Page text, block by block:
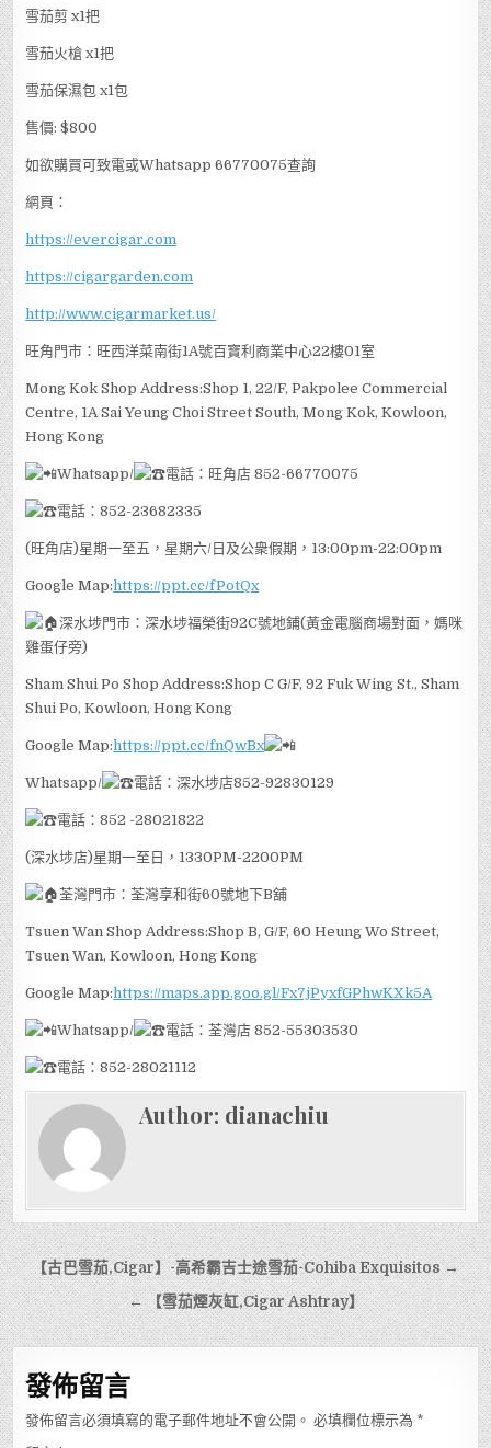
雪茄剪 x1把
雪茄火槍 x1把
雪茄保濕包 x1包
售價: $800
如欲購買可致電或Whatsapp 66770075查詢
網頁：
https://evercigar.com
https://cigargarden.com
http://www.cigarmarket.us/
旺角門市：旺西洋菜南街1A號百寶利商業中心22樓01室
Mong Kok Shop Address:Shop 1, 22/F, Pakpolee Commercial
Centre, 1A Sai Yeung Choi Street South, Mong Kok, Kowloon,
Hong Kong
Whatsapp/ 電話：旺角店 852-66770075
電話：852-23682335
(旺角店)星期一至五，星期六/日及公衆假期，13:00pm-22:00pm
Google Map:https://ppt.cc/fPotQx
深水埗門市：深水埗福榮街92C號地鋪(黃金電腦商場對面，媽咪
雞蛋仔旁)
Sham Shui Po Shop Address:Shop C G/F, 92 Fuk Wing St., Sham
Shui Po, Kowloon, Hong Kong
Google Map:https://ppt.cc/fnQwBx
Whatsapp/ 電話：深水埗店852-92830129
電話：852 -28021822
(深水埗店)星期一至日，1330PM-2200PM
荃灣門市：荃灣享和街60號地下B舖
Tsuen Wan Shop Address:Shop B, G/F, 60 Heung Wo Street,
Tsuen Wan, Kowloon, Hong Kong
Google Map:https://maps.app.goo.gl/Fx7jPyxfGPhwKXk5A
Whatsapp/ 電話：荃灣店 852-55303530
電話：852-28021112
Author: dianachiu
文
章
導
覽
【古巴雪茄,Cigar】-高希霸吉士途雪茄-Cohiba Exquisitos →
← 【雪茄煙灰缸,Cigar Ashtray】
發佈留言
發佈留言必須填寫的電子郵件地址不會公開。 必填欄位標示為 *